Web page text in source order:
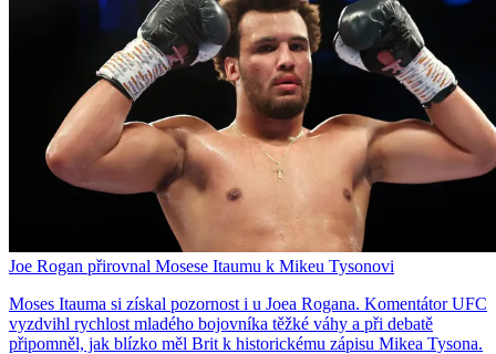
Joe Rogan přirovnal Mosese Itaumu k Mikeu Tysonovi
Moses Itauma si získal pozornost i u Joea Rogana. Komentátor UFC
vyzdvihl rychlost mladého bojovníka těžké váhy a při debatě
připomněl, jak blízko měl Brit k historickému zápisu Mikea Tysona.